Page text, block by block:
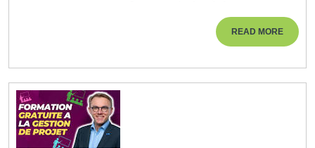
Efficace
READ MOREREAD
MORE